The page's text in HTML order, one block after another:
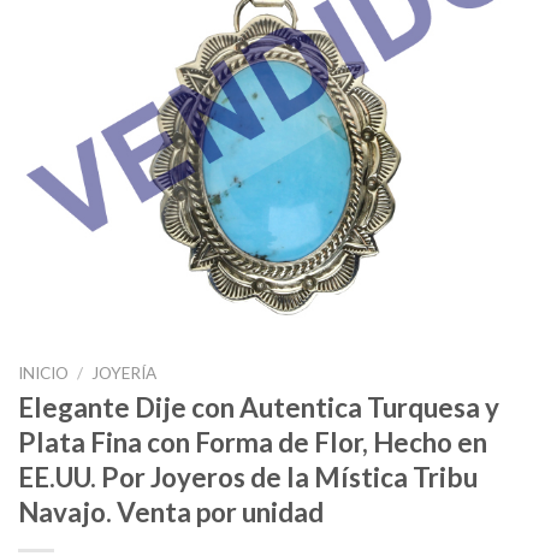
INICIO / JOYERÍA
Elegante Dije con Autentica Turquesa y
Plata Fina con Forma de Flor, Hecho en
EE.UU. Por Joyeros de la Mística Tribu
Navajo. Venta por unidad